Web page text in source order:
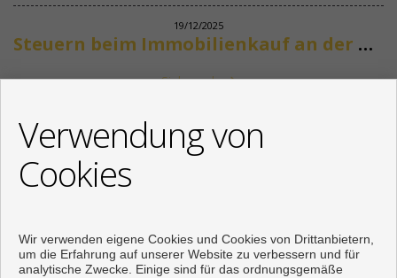
19/12/2025
Steuern beim Immobilienkauf an der Costa del Sol
Siehe mehr
+34 622318266
info@mikenaumannimmobilien.com
Von Montag bis Freitag : 10:00 - 18:00
Verwendung von
Cookies
Wir verwenden eigene Cookies und Cookies von Drittanbietern,
um die Erfahrung auf unserer Website zu verbessern und für
analytische Zwecke. Einige sind für das ordnungsgemäße